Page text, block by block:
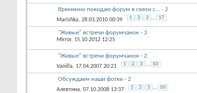
Временно покидаю форум в связи с... - 2
Marishka, 28.03.2010 00:39 1 2 3 ... 17
"Живые" встречи форумчанок - 3
Mirror, 15.10.2012 12:25
"Живые" встречи форумчанок - 2
Vanilla, 17.04.2007 20:21 1 2 3 ... 50
Обсуждаем наши фотки - 2
Алевтина, 07.10.2008 13:37 1 2 3 ... 50